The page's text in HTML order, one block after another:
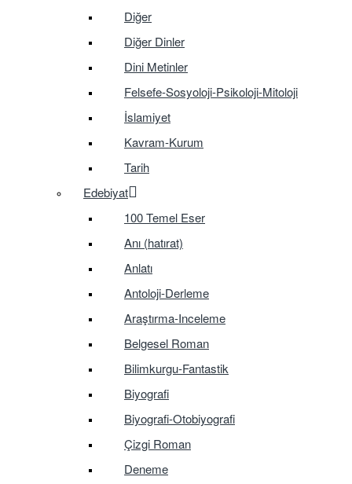
Diğer
Diğer Dinler
Dini Metinler
Felsefe-Sosyoloji-Psikoloji-Mitoloji
İslamiyet
Kavram-Kurum
Tarih
Edebiyat
100 Temel Eser
Anı (hatırat)
Anlatı
Antoloji-Derleme
Araştırma-Inceleme
Belgesel Roman
Bilimkurgu-Fantastik
Biyografi
Biyografi-Otobiyografi
Çizgi Roman
Deneme